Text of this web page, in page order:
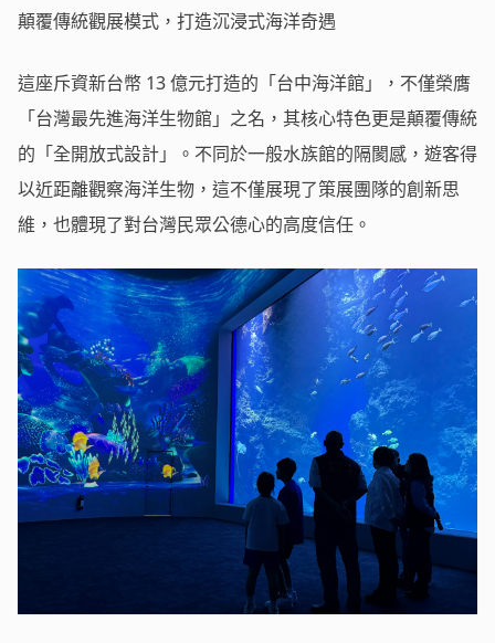
顛覆傳統觀展模式，打造沉浸式海洋奇遇
這座斥資新台幣 13 億元打造的「台中海洋館」，不僅榮膺
「台灣最先進海洋生物館」之名，其核心特色更是顛覆傳統
的「全開放式設計」。不同於一般水族館的隔閡感，遊客得
以近距離觀察海洋生物，這不僅展現了策展團隊的創新思
維，也體現了對台灣民眾公德心的高度信任。